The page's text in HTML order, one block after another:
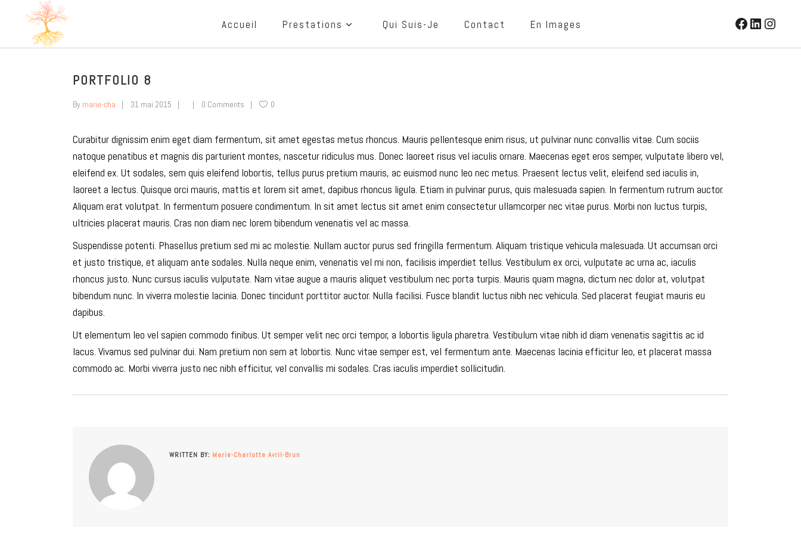
Accueil Prestations Qui Suis-Je Contact En Images Facebook
LinkedIn
PORTFOLIO 8
By marie-cha 31 mai 2015 0 Comments 0
Curabitur dignissim enim eget diam fermentum, sit amet egestas metus rhoncus. Mauris pellentesque enim risus, ut pulvinar nunc convallis vitae. Cum sociis
natoque penatibus et magnis dis parturient montes, nascetur ridiculus mus. Donec laoreet risus vel iaculis ornare. Maecenas eget eros semper, vulputate libero vel,
eleifend ex. Ut sodales, sem quis eleifend lobortis, tellus purus pretium mauris, ac euismod nunc leo nec metus. Praesent lectus velit, eleifend sed iaculis in,
laoreet a lectus. Quisque orci mauris, mattis et lorem sit amet, dapibus rhoncus ligula. Etiam in pulvinar purus, quis malesuada sapien. In fermentum rutrum auctor.
Aliquam erat volutpat. In fermentum posuere condimentum. In sit amet lectus sit amet enim consectetur ullamcorper nec vitae purus. Morbi non luctus turpis,
ultricies placerat mauris. Cras non diam nec lorem bibendum venenatis vel ac massa.
Suspendisse potenti. Phasellus pretium sed mi ac molestie. Nullam auctor purus sed fringilla fermentum. Aliquam tristique vehicula malesuada. Ut accumsan orci
et justo tristique, et aliquam ante sodales. Nulla neque enim, venenatis vel mi non, facilisis imperdiet tellus. Vestibulum ex orci, vulputate ac urna ac, iaculis
rhoncus justo. Nunc cursus iaculis vulputate. Nam vitae augue a mauris aliquet vestibulum nec porta turpis. Mauris quam magna, dictum nec dolor at, volutpat
bibendum nunc. In viverra molestie lacinia. Donec tincidunt porttitor auctor. Nulla facilisi. Fusce blandit luctus nibh nec vehicula. Sed placerat feugiat mauris eu
dapibus.
Ut elementum leo vel sapien commodo finibus. Ut semper velit nec orci tempor, a lobortis ligula pharetra. Vestibulum vitae nibh id diam venenatis sagittis ac id
lacus. Vivamus sed pulvinar dui. Nam pretium non sem at lobortis. Nunc vitae semper est, vel fermentum ante. Maecenas lacinia efficitur leo, et placerat massa
commodo ac. Morbi viverra justo nec nibh efficitur, vel convallis mi sodales. Cras iaculis imperdiet sollicitudin.
WRITTEN BY: Marie-Charlotte Avril-Brun